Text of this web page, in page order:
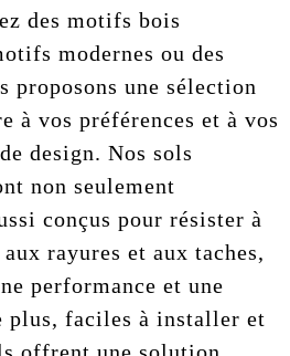
des motifs bois
modernes ou des
proposons une sélection
à vos préférences et à vos
design. Nos sols
non seulement
conçus pour résister à
rayures et aux taches,
performance et une
plus, faciles à installer et